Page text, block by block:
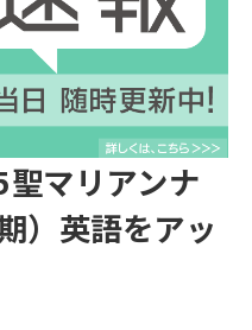
聖マリアンナ
）英語をアッ